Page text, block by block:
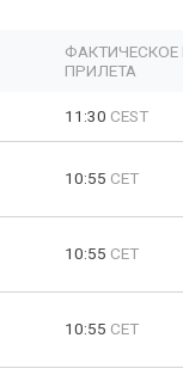
ФАКТИЧЕСКОЕ
ПРИЛЕТА
11:30 CEST
10:55 CET
10:55 CET
10:55 CET